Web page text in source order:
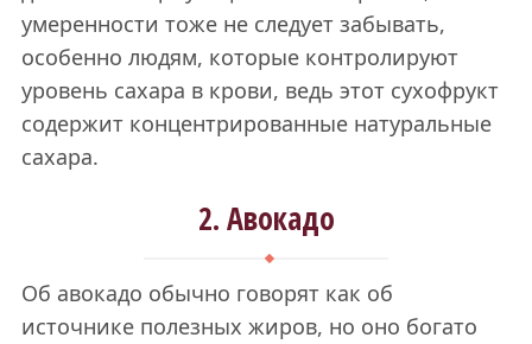
умеренности тоже не следует забывать,
особенно людям, которые контролируют
уровень сахара в крови, ведь этот сухофрукт
содержит концентрированные натуральные
сахара.
2. Авокадо
Об авокадо обычно говорят как об
источнике полезных жиров, но оно богато